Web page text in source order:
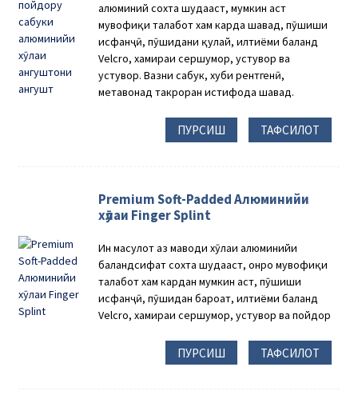
алюминий сохта шудааст, мумкин аст
мувофиқи талабот хам карда шавад, пӯшиши
исфанҷӣ, пӯшидани қулай, илтиёми баланд
Velcro, хамираи сершумор, устувор ва
устувор. Вазни сабук, хуби рентгенӣ,
метавонад такроран истифода шавад.
ПУРСИШ ТАФСИЛОТ
Premium Soft-Padded Алюминийи
хӯлаи Finger Splint
Ин маҳсулот аз маводи хӯлаи алюминийи
баландсифат сохта шудааст, онро мувофиқи
талабот хам кардан мумкин аст, пӯшиши
исфанҷӣ, пӯшидан бароҳат, илтиёми баланд
Velcro, хамираи сершумор, устувор ва пойдор
ПУРСИШ ТАФСИЛОТ